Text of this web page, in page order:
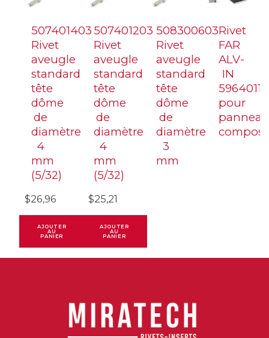
507401403
Rivet
aveugle
standard
tête
dôme
de
diamètre
4
mm
(5/32)
$26,96
AJOUTER
AU
PANIER
507401203
Rivet
aveugle
standard
tête
dôme
de
diamètre
4
mm
(5/32)
$25,21
AJOUTER
AU
PANIER
508300603
Rivet
aveugle
standard
tête
dôme
de
diamètre
3
mm
Rivet
FAR
ALV-
IN
pour